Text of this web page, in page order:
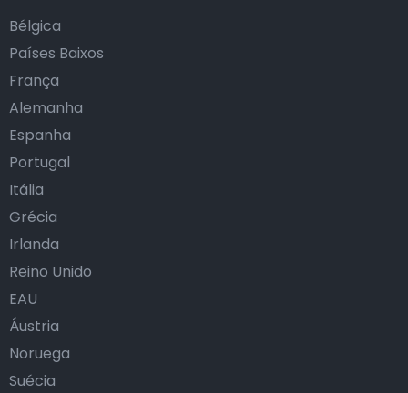
Bélgica
Países Baixos
França
Alemanha
Espanha
Portugal
Itália
Grécia
Irlanda
Reino Unido
EAU
Áustria
Noruega
Suécia